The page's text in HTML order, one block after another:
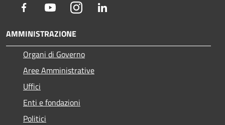
Facebook YoutubeInstagram
AMMINISTRAZIONE
Organi di Governo
Aree Amministrative
Uffici
Enti e fondazioni
Politici